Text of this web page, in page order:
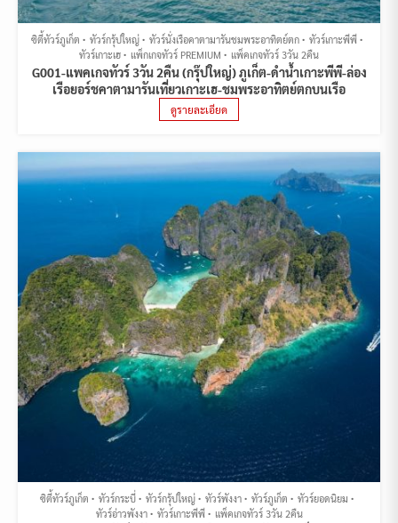
ซิตี้ทัวร์ภูเก็ต ทัวร์กรุ้ปใหญ่ ทัวร์นั่งเรือคาตามารันชมพระอาทิตย์ตก
ทัวร์เกาะพีพี
ทัวร์เกาะเฮ
แพ็กเกจทัวร์ PREMIUM แพ็คเกจทัวร์ 3วัน 2คืน
G001-แพคเกจทัวร์ 3วัน 2คืน (กรุ๊ปใหญ่) ภูเก็ต-ดำน้ำเกาะพีพี-ล่อง
เรือยอร์ชคาตามารันเที่ยวเกาะเฮ-ชมพระอาทิตย์ตกบนเรือ
ดูรายละเอียด
ซิตี้ทัวร์ภูเก็ต ทัวร์กระบี่ ทัวร์กรุ้ปใหญ่ ทัวร์พังงา ทัวร์ภูเก็ต
ทัวร์ยอดนิยม
ทัวร์อ่าวพังงา
ทัวร์เกาะพีพี แพ็คเกจทัวร์ 3วัน 2คืน